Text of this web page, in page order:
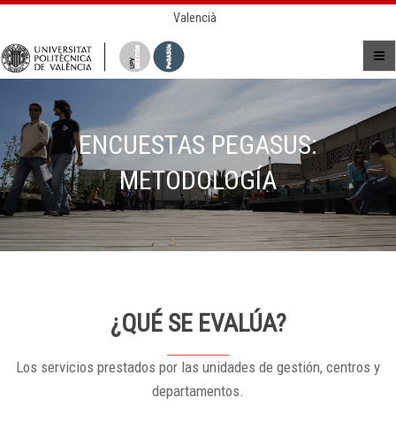
Valencià
ENCUESTAS PEGASUS:
METODOLOGÍA
¿QUÉ SE EVALÚA?
Los servicios prestados por las unidades de gestión, centros y
departamentos.